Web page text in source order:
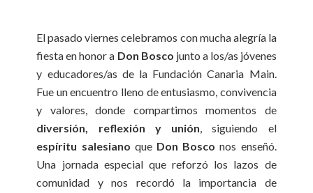
El pasado viernes celebramos con mucha alegría la
fiesta en honor a Don Bosco junto a los/as jóvenes
y educadores/as de la Fundación Canaria Main.
Fue un encuentro lleno de entusiasmo, convivencia
y valores, donde compartimos momentos de
diversión, reflexión y unión, siguiendo el
espíritu salesiano que Don Bosco nos enseñó.
Una jornada especial que reforzó los lazos de
comunidad y nos recordó la importancia de